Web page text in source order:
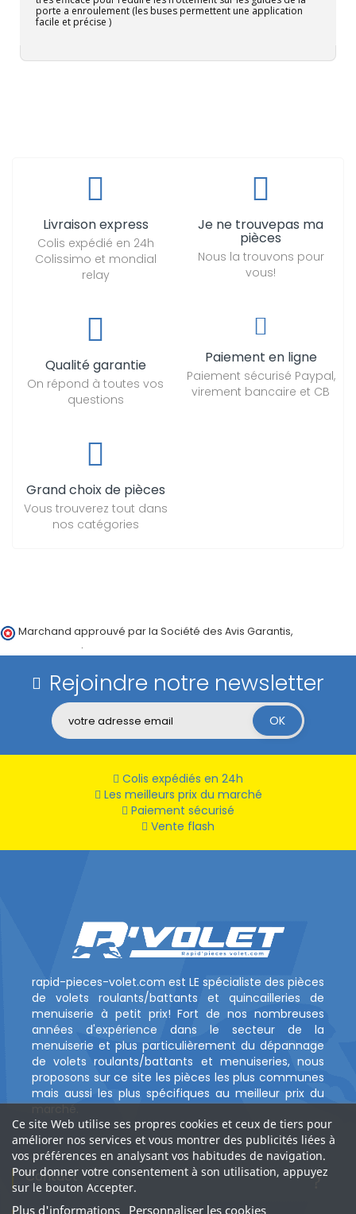
porte a enroulement (les buses permettent une application
facile et précise )
Livraison express
Colis expédié en 24h
Colissimo et mondial
relay
Je ne trouvepas ma
pièces
Nous la trouvons pour
vous!
Qualité garantie
On répond à toutes vos
questions
Paiement en ligne
Paiement sécurisé Paypal,
virement bancaire et CB
Grand choix de pièces
Vous trouverez tout dans
nos catégories
Ce site Web utilise ses propres cookies et ceux de tiers pour
améliorer nos services et vous montrer des publicités liées à
vos préférences en analysant vos habitudes de navigation.
Pour donner votre consentement à son utilisation, appuyez
sur le bouton Accepter.
Plus d'informations Personnaliser les cookies
Marchand approuvé par la Société des Avis Garantis,
.
Rejoindre notre newsletter
Colis expédiés en 24h
Les meilleurs prix du marché
Paiement sécurisé
Vente flash
rapid-pieces-volet.com est LE spécialiste des pièces
de volets roulants/battants et quincailleries de
menuiserie à petit prix! Fort de nos nombreuses
années d'expérience dans le secteur de la
menuiserie et plus particulièrement du dépannage
de volets roulants/battants et menuiseries, nous
proposons sur ce site les pièces les plus communes
mais aussi les plus spécifiques au meilleur prix du
marché.
Contact ?